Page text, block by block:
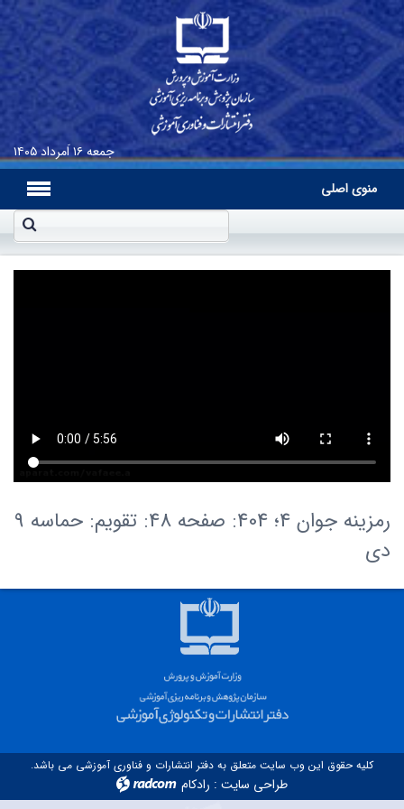
جمعه۱۶ اَمرداد ۱۴۰۵
منوی اصلی
رمزینه جوان 4؛ 404: صفحه 48: تقویم: حماسه 9
دی
کلیه حقوق این وب سایت متعلق به دفتر انتشارات و فناوری آموزشی می باشد.
طراحی سایت : رادکام radcom